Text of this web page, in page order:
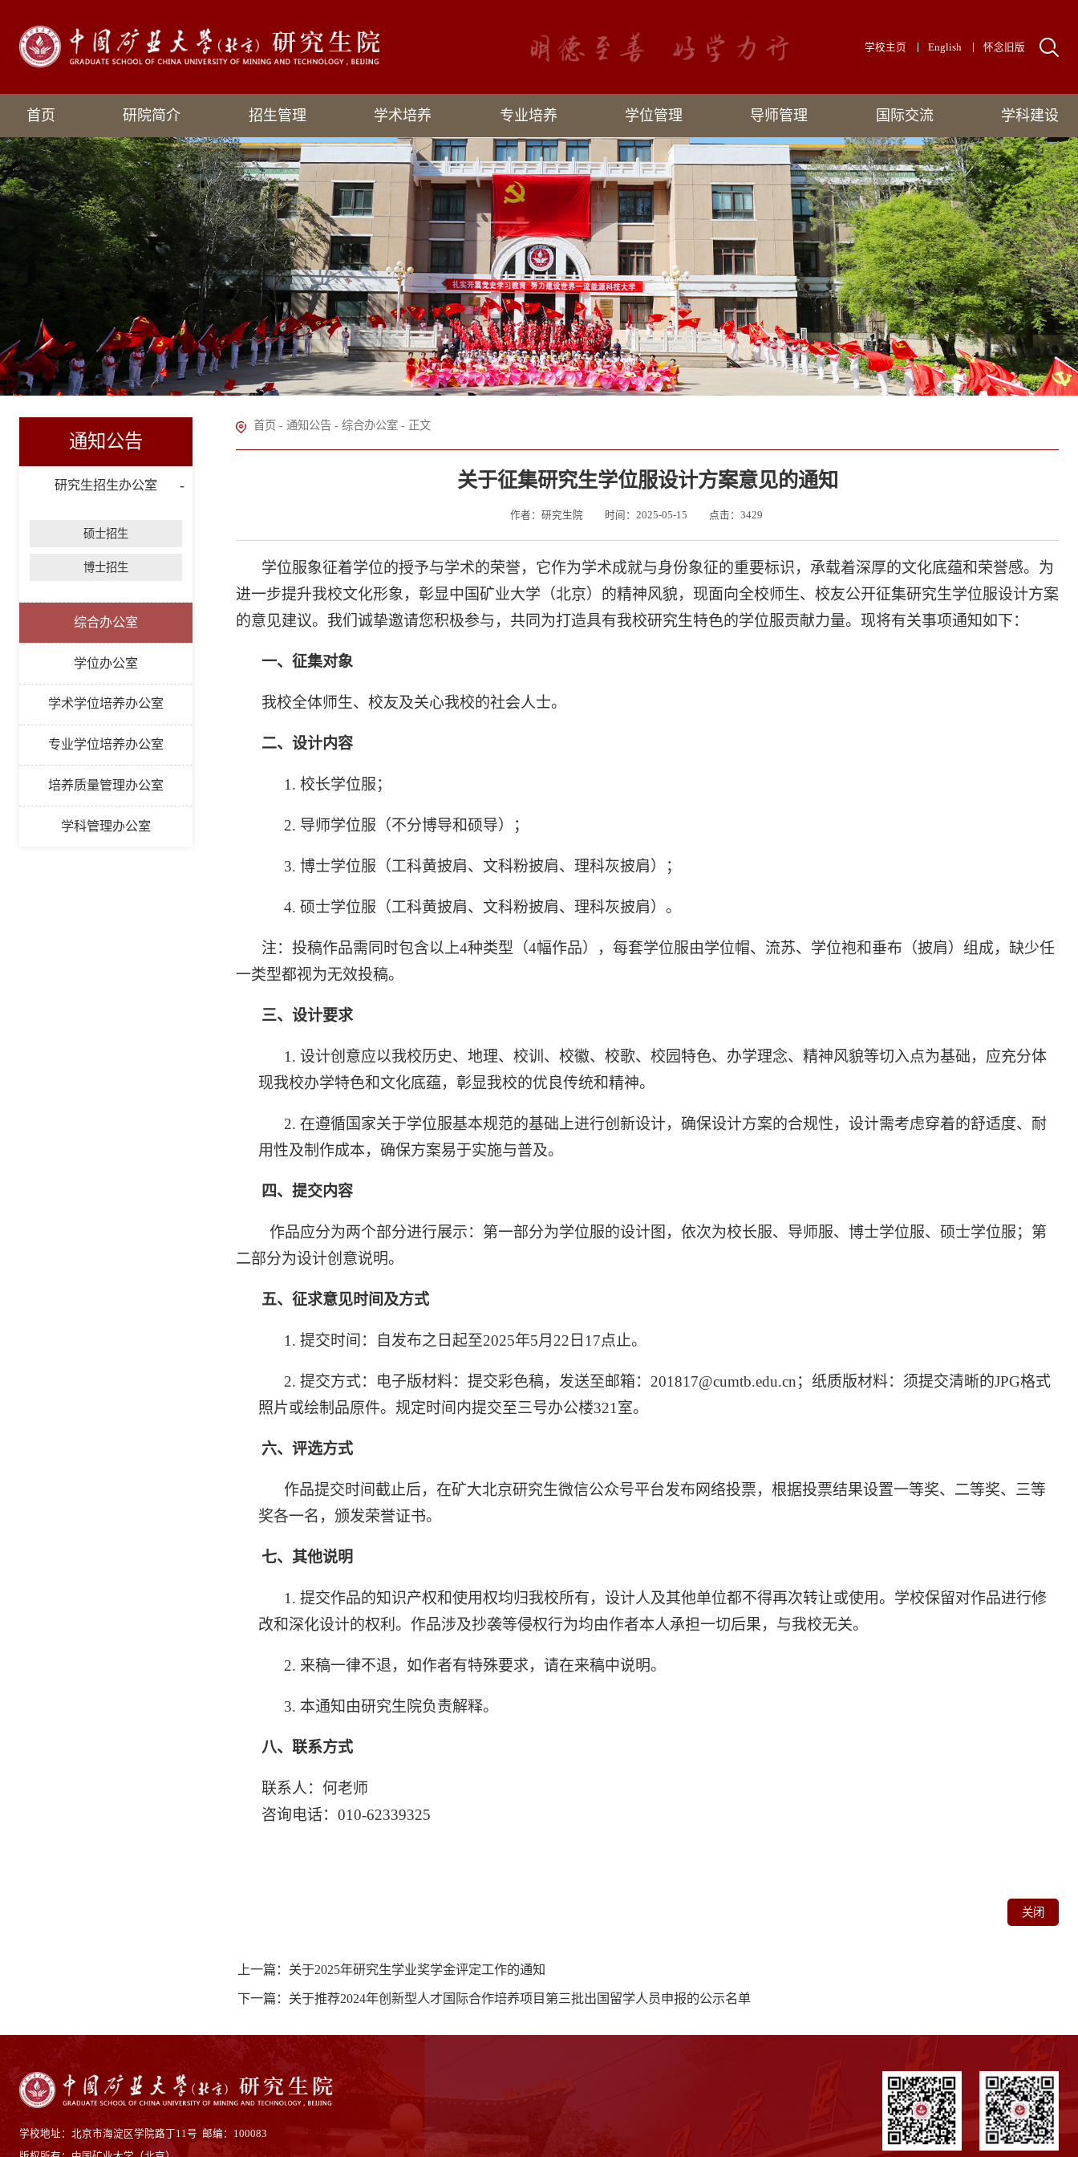
学校主页 English 怀念旧版
首页 研院简介 招生管理 学术培养 专业培养 学位管理 导师管理 国际交流 学科建设
通知公告
研究生招生办公室
硕士招生
博士招生
综合办公室
学位办公室
学术学位培养办公室
专业学位培养办公室
培养质量管理办公室
学科管理办公室
首页 - 通知公告 - 综合办公室 - 正文
关于征集研究生学位服设计方案意见的通知
作者：研究生院 时间：2025-05-15 点击： 3429
学位服象征着学位的授予与学术的荣誉，它作为学术成就与身份象征的重要标识，承载着深厚的文化底蕴和荣誉感。为
进一步提升我校文化形象，彰显中国矿业大学（北京）的精神风貌，现面向全校师生、校友公开征集研究生学位服设计方案
的意见建议。我们诚挚邀请您积极参与，共同为打造具有我校研究生特色的学位服贡献力量。现将有关事项通知如下：
一、征集对象
我校全体师生、校友及关心我校的社会人士。
二、设计内容
1.校长学位服；
2. 导师学位服（不分博导和硕导）；
3.博士学位服（工科黄披肩、文科粉披肩、理科灰披肩）；
4.硕士学位服（工科黄披肩、文科粉披肩、理科灰披肩）。
注：投稿作品需同时包含以上4种类型（4幅作品），每套学位服由学位帽、流苏、学位袍和垂布（披肩）组成，缺少任
一类型都视为无效投稿。
三、设计要求
1.设计创意应以我校历史、地理、校训、校徽、校歌、校园特色、办学理念、精神风貌等切入点为基础，应充分体
现我校办学特色和文化底蕴，彰显我校的优良传统和精神。
2.在遵循国家关于学位服基本规范的基础上进行创新设计，确保设计方案的合规性，设计需考虑穿着的舒适度、耐
用性及制作成本，确保方案易于实施与普及。
四、提交内容
作品应分为两个部分进行展示：第一部分为学位服的设计图，依次为校长服、导师服、博士学位服、硕士学位服；第
二部分为设计创意说明。
五、征求意见时间及方式
1.提交时间：自发布之日起至2025年5月22日17点止。
2.提交方式：电子版材料：提交彩色稿，发送至邮箱： 201817@cumtb.edu.cn；纸质版材料：须提交清晰的JPG格式
照片或绘制品原件。规定时间内提交至三号办公楼321室。
六、评选方式
作品提交时间截止后，在矿大北京研究生微信公众号平台发布网络投票，根据投票结果设置一等奖、二等奖、三等
奖各一名，颁发荣誉证书。
七、 其他说明
1.提交作品的知识产权和使用权均归我校所有，设计人及其他单位都不得再次转让或使用。学校保留对作品进行修
改和深化设计的权利。作品涉及抄袭等侵权行为均由作者本人承担一切后果，与我校无关。
2. 来稿一律不退，如作者有特殊要求，请在来稿中说明。
3. 本通知由研究生院负责解释。
八、联系方式
联系人：何老师
咨询电话：010-62339325
关闭
上一篇：关于2025年研究生学业奖学金评定工作的通知
下一篇：关于推荐2024年创新型人才国际合作培养项目第三批出国留学人员申报的公示名单
学校地址：北京市海淀区学院路丁11号 邮编：100083